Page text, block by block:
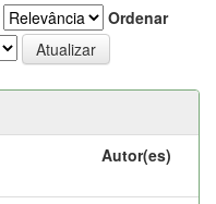
Ordenar
Autor(es)